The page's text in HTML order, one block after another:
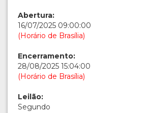
Abertura:
16/07/2025 09:00:00
(Horário de Brasília)
Encerramento:
28/08/2025 15:04:00
(Horário de Brasília)
Leilão:
Segundo